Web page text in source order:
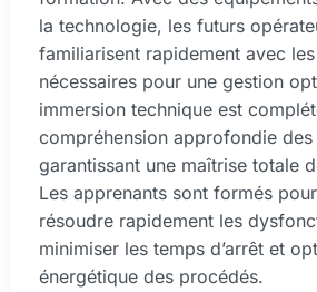
la technologie, les futurs
familiarisent rapidement avec
nécessaires pour une gestion
immersion technique est
compréhension approfondie
garantissant une maîtrise totale
Les apprenants sont formés
résoudre rapidement les
minimiser les temps d’arrêt et
énergétique des procédés.